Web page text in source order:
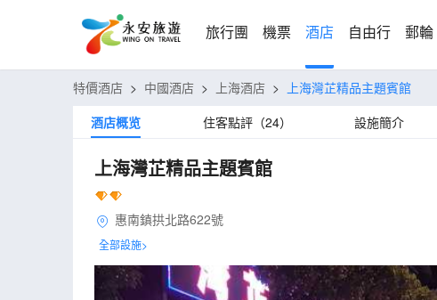
旅行團 機票 酒店 自由行 郵輪
特價酒店 > 中國酒店 > 上海酒店 >
上海灣芷精品主題賓館
酒店概览
住客點評（24） 設施簡介
上海灣芷精品主題賓館
惠南鎮拱北路622號
全部設施>